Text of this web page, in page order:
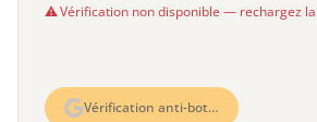
Vérification non disponible — rechargez la
Vérification anti-bot…